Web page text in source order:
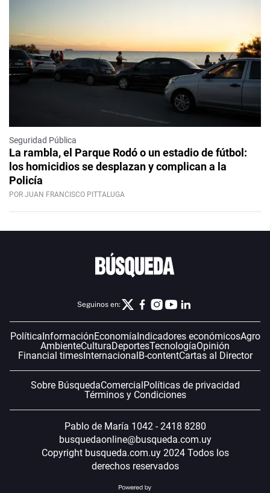
Seguridad Pública
La rambla, el Parque Rodó o un estadio de fútbol:
los homicidios se desplazan y complican a la
Policía
POR JUAN FRANCISCO PITTALUGA
Seguinos en:
Política InformaciónEconomía Indicadores económicosAgro
AmbienteCulturaDeportesTecnologíaOpinión
Financial timesInternacional B-contentCartas al Director
Sobre BúsquedaComercial Políticas de privacidad
Términos y Condiciones
Pablo de María 1042 - 2418 8280
busquedaonline@busqueda.com.uy
Copyright busqueda.com.uy 2024 Todos los
derechos reservados